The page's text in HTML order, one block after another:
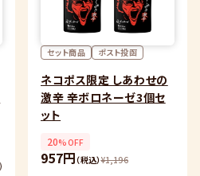
セット商品 ポスト投函
ネコポス限定 しあわせの
激辛 辛ボロネーゼ3個セ
ット
20%OFF
957円（税込）¥1,196